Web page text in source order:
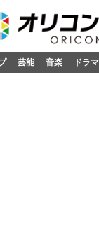
芸能 音楽 ドラ